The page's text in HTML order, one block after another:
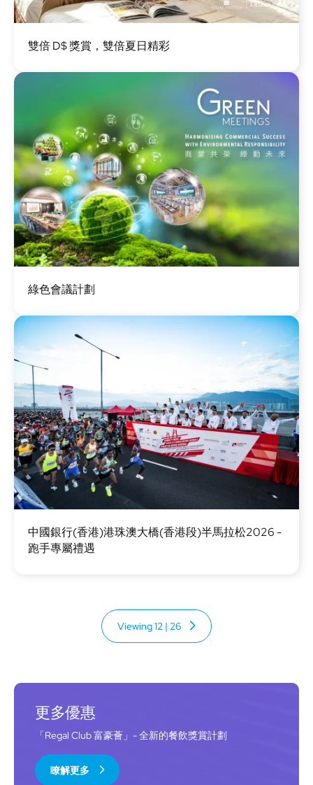
雙倍 D$ 獎賞，雙倍夏日精彩
綠色會議計劃
中國銀行(香港)港珠澳大橋(香港段)半馬拉松2026 -
跑手專屬禮遇
Viewing12 | 26
更多優惠
「Regal Club 富豪薈」- 全新的餐飲獎賞計劃
瞭解更多